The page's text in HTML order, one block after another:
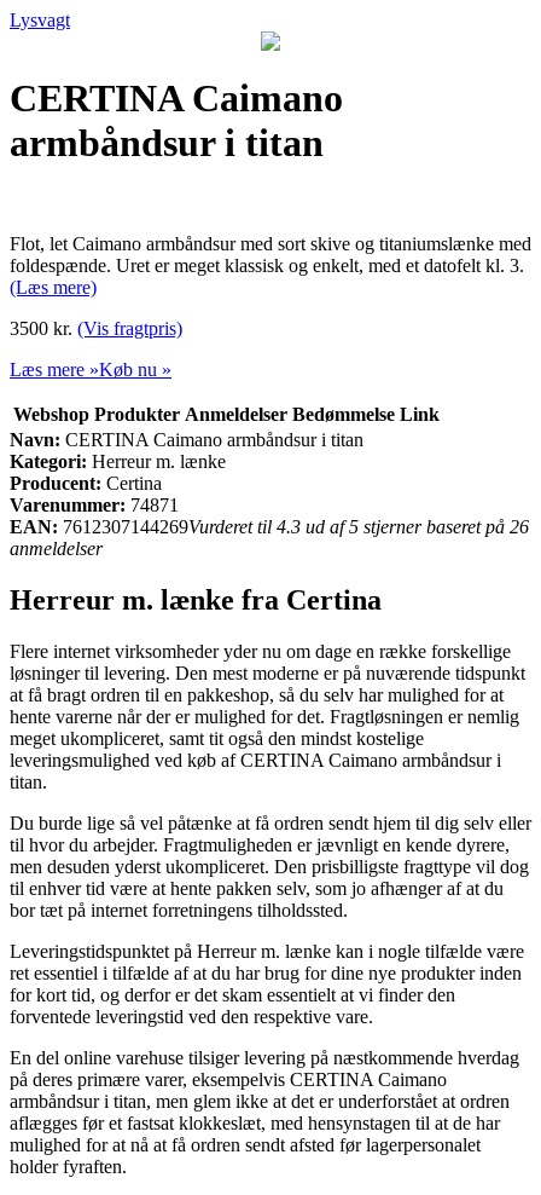
Lysvagt
CERTINA Caimano
armbåndsur i titan
Flot, let Caimano armbåndsur med sort skive og titaniumslænke med
foldespænde. Uret er meget klassisk og enkelt, med et datofelt kl. 3.
(Læs mere)
3500 kr. (Vis fragtpris)
Læs mere »Køb nu »
Webshop Produkter Anmeldelser Bedømmelse Link
Navn: CERTINA Caimano armbåndsur i titan
Kategori: Herreur m. lænke
Producent: Certina
Varenummer: 74871
EAN: 7612307144269Vurderet til 4.3 ud af 5 stjerner baseret på 26
anmeldelser
Herreur m. lænke fra Certina
Flere internet virksomheder yder nu om dage en række forskellige
løsninger til levering. Den mest moderne er på nuværende tidspunkt
at få bragt ordren til en pakkeshop, så du selv har mulighed for at
hente varerne når der er mulighed for det. Fragtløsningen er nemlig
meget ukompliceret, samt tit også den mindst kostelige
leveringsmulighed ved køb af CERTINA Caimano armbåndsur i
titan.
Du burde lige så vel påtænke at få ordren sendt hjem til dig selv eller
til hvor du arbejder. Fragtmuligheden er jævnligt en kende dyrere,
men desuden yderst ukompliceret. Den prisbilligste fragttype vil dog
til enhver tid være at hente pakken selv, som jo afhænger af at du
bor tæt på internet forretningens tilholdssted.
Leveringstidspunktet på Herreur m. lænke kan i nogle tilfælde være
ret essentiel i tilfælde af at du har brug for dine nye produkter inden
for kort tid, og derfor er det skam essentielt at vi finder den
forventede leveringstid ved den respektive vare.
En del online varehuse tilsiger levering på næstkommende hverdag
på deres primære varer, eksempelvis CERTINA Caimano
armbåndsur i titan, men glem ikke at det er underforstået at ordren
aflægges før et fastsat klokkeslæt, med hensynstagen til at de har
mulighed for at nå at få ordren sendt afsted før lagerpersonalet
holder fyraften.